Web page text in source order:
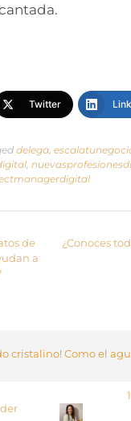
Twitter
delega,
,
de
a
¿Conoces
cristalino! Como el